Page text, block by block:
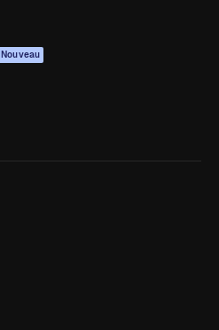
Nouveau